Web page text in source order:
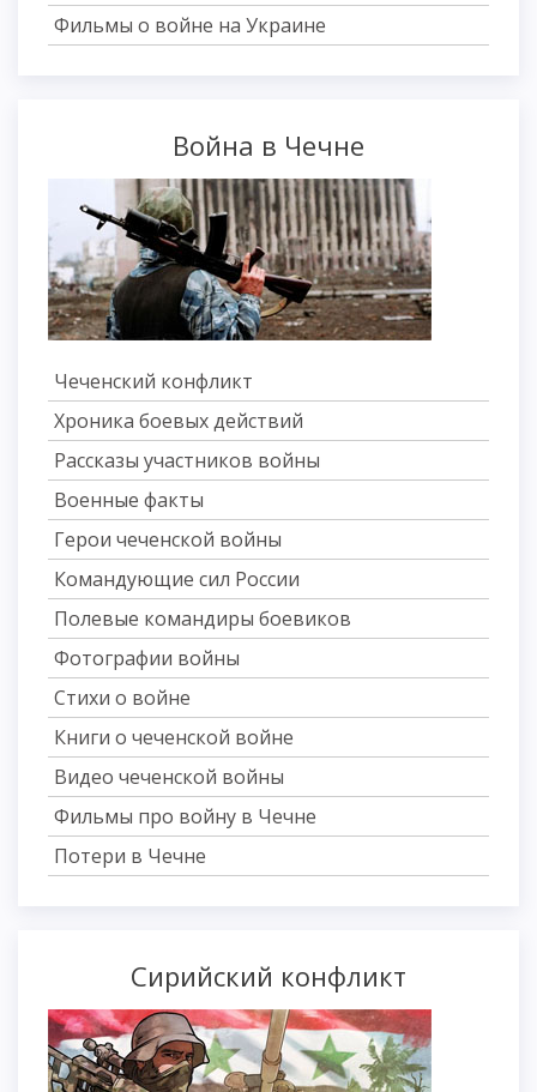
Фильмы о войне на Украине
Война в Чечне
Чеченский конфликт
Хроника боевых действий
Рассказы участников войны
Военные факты
Герои чеченской войны
Командующие сил России
Полевые командиры боевиков
Фотографии войны
Стихи о войне
Книги о чеченской войне
Видео чеченской войны
Фильмы про войну в Чечне
Потери в Чечне
Сирийский конфликт